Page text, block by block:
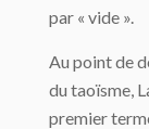
par « vide ».
Au point de
du taoïsme,
premier